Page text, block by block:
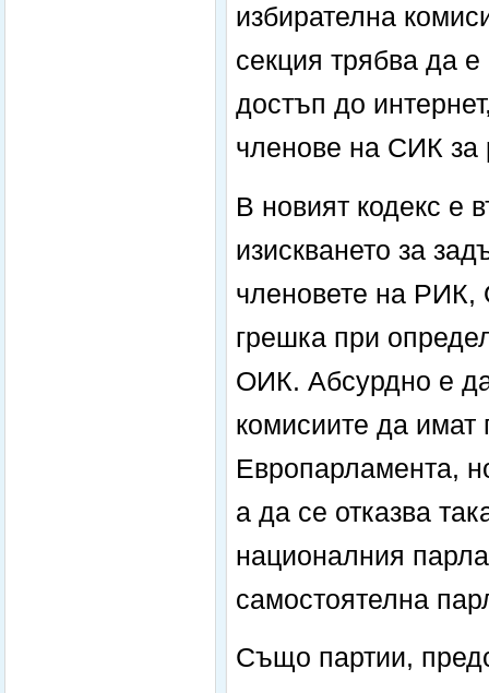
избирателна
секция трябва да
достъп до
членове на СИК за
В новият кодекс е
изискването за
членовете на РИК,
грешка при
ОИК. Абсурдно е
комисиите да имат
Европарламента,
а да се отказва
националния
самостоятелна
Също партии,